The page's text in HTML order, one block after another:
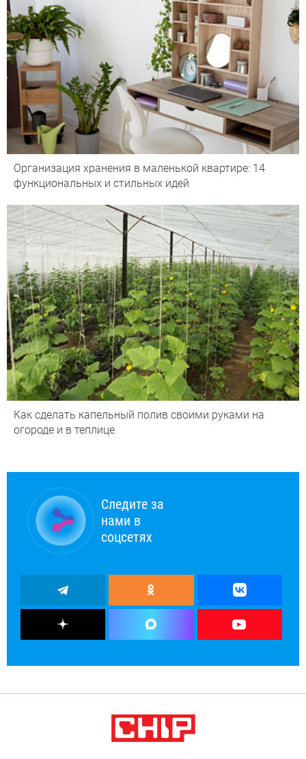
Организация хранения в маленькой квартире: 14
функциональных и стильных идей
Как сделать капельный полив своими руками на
огороде и в теплице
Следите за
нами в
соцсетях